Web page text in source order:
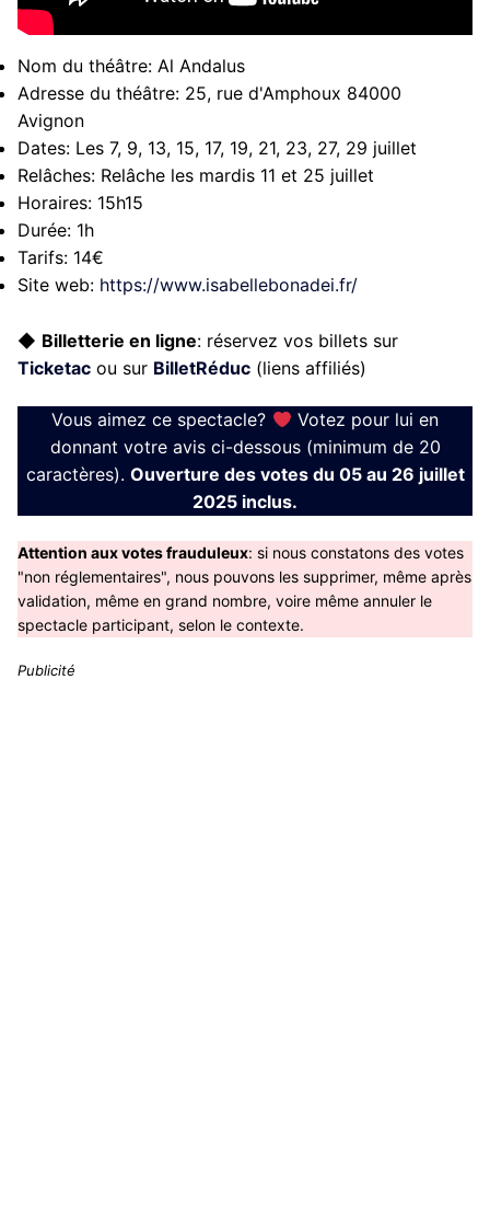
Nom du théâtre: Al Andalus
Adresse du théâtre: 25, rue d'Amphoux 84000
Avignon
Dates: Les 7, 9, 13, 15, 17, 19, 21, 23, 27, 29 juillet
Relâches: Relâche les mardis 11 et 25 juillet
Horaires: 15h15
Durée: 1h
Tarifs: 14€
Site web: https://www.isabellebonadei.fr/
◆ Billetterie en ligne: réservez vos billets sur
Ticketac ou sur BilletRéduc (liens affiliés)
Vous aimez ce spectacle?
Votez pour lui en
donnant votre avis ci-dessous (minimum de 20
caractères). Ouverture des votes du 05 au 26 juillet
2025 inclus.
Attention aux votes frauduleux: si nous constatons des votes
"non réglementaires", nous pouvons les supprimer, même après
validation, même en grand nombre, voire même annuler le
spectacle participant, selon le contexte.
Publicité